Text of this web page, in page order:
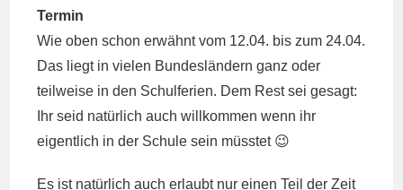
Termin
Wie oben schon erwähnt vom 12.04. bis zum 24.04.
Das liegt in vielen Bundesländern ganz oder
teilweise in den Schulferien. Dem Rest sei gesagt:
Ihr seid natürlich auch willkommen wenn ihr
eigentlich in der Schule sein müsstet 😉
Es ist natürlich auch erlaubt nur einen Teil der Zeit